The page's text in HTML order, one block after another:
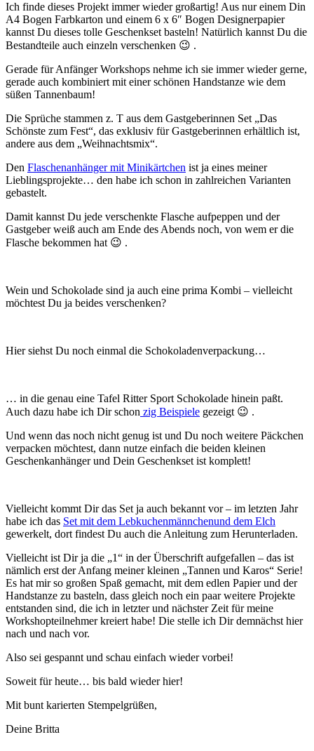
Ich finde dieses Projekt immer wieder großartig! Aus nur einem Din
A4 Bogen Farbkarton und einem 6 x 6″ Bogen Designerpapier
kannst Du dieses tolle Geschenkset basteln! Natürlich kannst Du die
Bestandteile auch einzeln verschenken 😉 .
Gerade für Anfänger Workshops nehme ich sie immer wieder gerne,
gerade auch kombiniert mit einer schönen Handstanze wie dem
süßen Tannenbaum!
Die Sprüche stammen z. T aus dem Gastgeberinnen Set „Das
Schönste zum Fest“, das exklusiv für Gastgeberinnen erhältlich ist,
andere aus dem „Weihnachtsmix“.
Den Flaschenanhänger mit Minikärtchen ist ja eines meiner
Lieblingsprojekte… den habe ich schon in zahlreichen Varianten
gebastelt.
Damit kannst Du jede verschenkte Flasche aufpeppen und der
Gastgeber weiß auch am Ende des Abends noch, von wem er die
Flasche bekommen hat 😉 .
Wein und Schokolade sind ja auch eine prima Kombi – vielleicht
möchtest Du ja beides verschenken?
Hier siehst Du noch einmal die Schokoladenverpackung…
… in die genau eine Tafel Ritter Sport Schokolade hinein paßt.
Auch dazu habe ich Dir schon zig Beispiele gezeigt 😉 .
Und wenn das noch nicht genug ist und Du noch weitere Päckchen
verpacken möchtest, dann nutze einfach die beiden kleinen
Geschenkanhänger und Dein Geschenkset ist komplett!
Vielleicht kommt Dir das Set ja auch bekannt vor – im letzten Jahr
habe ich das Set mit dem Lebkuchenmännchenund dem Elch
gewerkelt, dort findest Du auch die Anleitung zum Herunterladen.
Vielleicht ist Dir ja die „1“ in der Überschrift aufgefallen – das ist
nämlich erst der Anfang meiner kleinen „Tannen und Karos“ Serie!
Es hat mir so großen Spaß gemacht, mit dem edlen Papier und der
Handstanze zu basteln, dass gleich noch ein paar weitere Projekte
entstanden sind, die ich in letzter und nächster Zeit für meine
Workshopteilnehmer kreiert habe! Die stelle ich Dir demnächst hier
nach und nach vor.
Also sei gespannt und schau einfach wieder vorbei!
Soweit für heute… bis bald wieder hier!
Mit bunt karierten Stempelgrüßen,
Deine Britta